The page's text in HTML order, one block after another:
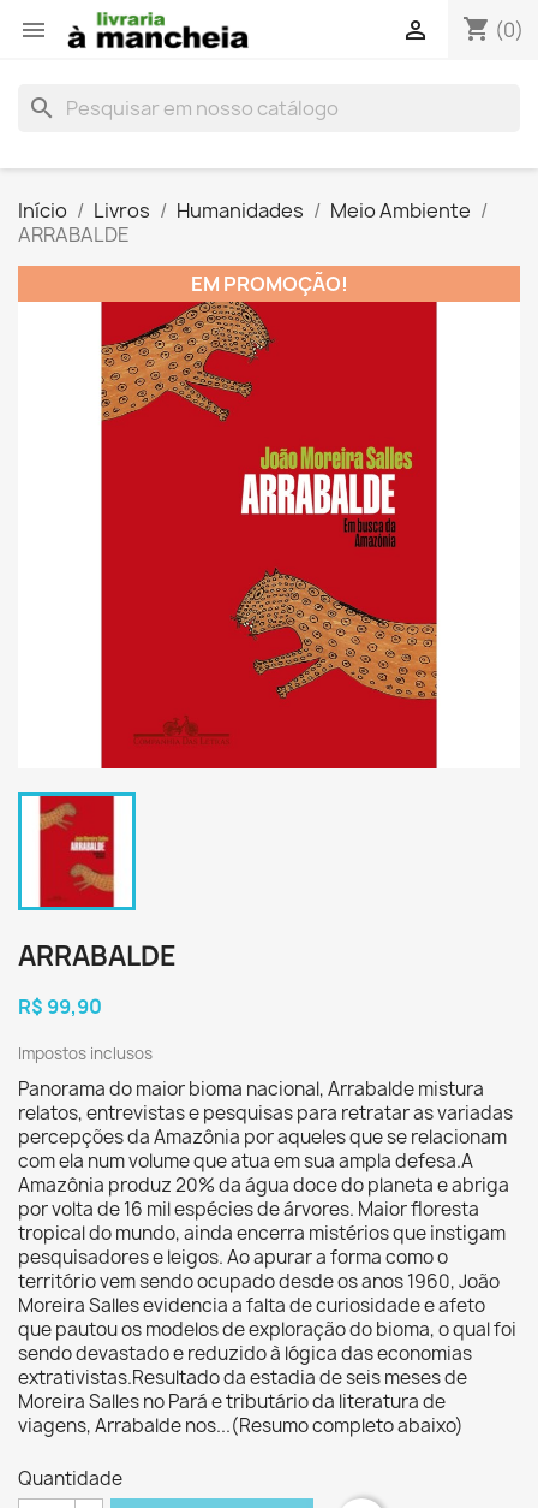
 shopping_cart (0)

search
Início Livros Humanidades
Meio Ambiente
ARRABALDE
EM PROMOÇÃO!
ARRABALDE
R$ 99,90
Impostos inclusos
Panorama do maior bioma nacional, Arrabalde mistura
relatos, entrevistas e pesquisas para retratar as variadas
percepções da Amazônia por aqueles que se relacionam
com ela num volume que atua em sua ampla defesa.A
Amazônia produz 20% da água doce do planeta e abriga
por volta de 16 mil espécies de árvores. Maior floresta
tropical do mundo, ainda encerra mistérios que instigam
pesquisadores e leigos. Ao apurar a forma como o
território vem sendo ocupado desde os anos 1960, João
Moreira Salles evidencia a falta de curiosidade e afeto
que pautou os modelos de exploração do bioma, o qual foi
sendo devastado e reduzido à lógica das economias
extrativistas.Resultado da estadia de seis meses de
Moreira Salles no Pará e tributário da literatura de
viagens, Arrabalde nos...(Resumo completo abaixo)
Quantidade